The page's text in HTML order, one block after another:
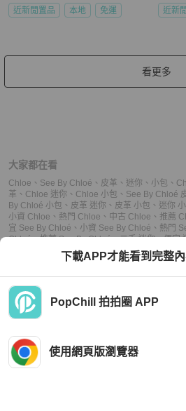
近新閒置品 本地 免運 近新
看更多
大家都在看
Chloe 、 See By Chloé 、 皮革 、 迷你 、 小包 、
革 、 Chloe 迷你 、 Chloe 小包 、 See By Chloé
By Chloé 小包 、 皮革 迷你 、 皮革 小包 、 迷你
小資 Chloe 、 熱門 Chloe 、 中古 Chloe 、 推薦
宜 See By Chloé 、 小資 See By Chloé 、 熱門
Chloé、推薦 See By Chloé、二手 迷你、便宜
推薦 迷你、二手 小包、便宜 小包、
下載APP才能看到完整
PopChill 拍拍圈 APP
使用網頁版瀏覽器